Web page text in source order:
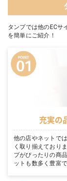
タンプでは他のECサ
を簡単にご紹介！
充実の
他の店やネットで
く取り揃えており
プがぴったりの商
ットも数多く豊富で